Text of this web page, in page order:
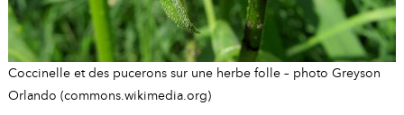
Coccinelle et des pucerons sur une herbe folle – photo Greyson
Orlando (commons.wikimedia.org)